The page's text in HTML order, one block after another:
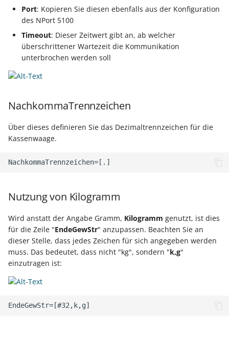
Port: Kopieren Sie diesen ebenfalls aus der Konfiguration
des NPort 5100
Timeout: Dieser Zeitwert gibt an, ab welcher
überschrittener Wartezeit die Kommunikation
unterbrochen werden soll
NachkommaTrennzeichen
Über dieses definieren Sie das Dezimaltrennzeichen für die
Kassenwaage.
Nutzung von Kilogramm
Wird anstatt der Angabe Gramm, Kilogramm genutzt, ist dies
für die Zeile "EndeGewStr" anzupassen. Beachten Sie an
dieser Stelle, dass jedes Zeichen für sich angegeben werden
muss. Das bedeutet, dass nicht "kg", sondern "k,g"
einzutragen ist: